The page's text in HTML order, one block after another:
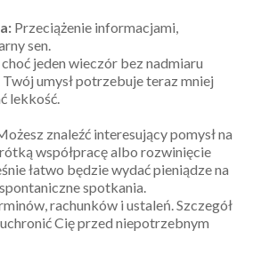
Przeciążenie informacjami,
sen.
jeden wieczór bez nadmiaru
umysł potrzebuje teraz mniej
lekkość.
znaleźć interesujący pomysł na
współpracę albo rozwinięcie
łatwo będzie wydać pieniądze na
spotkania.
rachunków i ustaleń. Szczegół
Cię przed niepotrzebnym